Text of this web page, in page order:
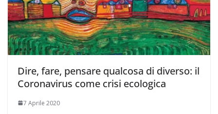
Dire, fare, pensare qualcosa di diverso: il
Coronavirus come crisi ecologica
7 Aprile 2020